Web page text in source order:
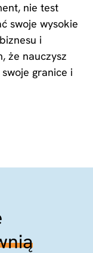
nie test
swoje wysokie
i
że nauczysz
granice i